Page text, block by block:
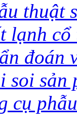
thuật
lạnh
đoán
soi sản
cụ